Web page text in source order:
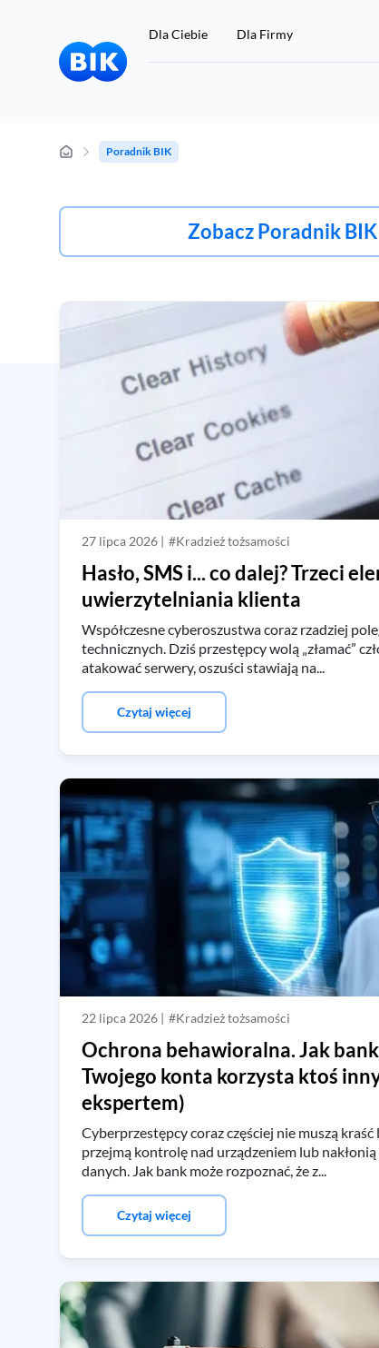
Dla Ciebie Dla Firmy
Chcę się sprawdzić
Jeśli nie masz konta w BIK, a chcesz sprawdzić swoje
Rejestracja i zakup Raportu BIK 49 zł
Poradnik BIK
Zobacz Poradnik BIK
27 lipca 2026 | #Kradzież tożsamości
Hasło, SMS i... co dalej? Trzeci
uwierzytelniania klienta
Współczesne cyberoszustwa coraz rzadziej
technicznych. Dziś przestępcy wolą „złamać”
atakować serwery, oszuści stawiają na...
Czytaj więcej
22 lipca 2026 | #Kradzież tożsamości
Ochrona behawioralna. Jak
Twojego konta korzysta ktoś
ekspertem)
Cyberprzestępcy coraz częściej nie muszą kraść
przejmą kontrolę nad urządzeniem lub
danych. Jak bank może rozpoznać, że z...
Czytaj więcej